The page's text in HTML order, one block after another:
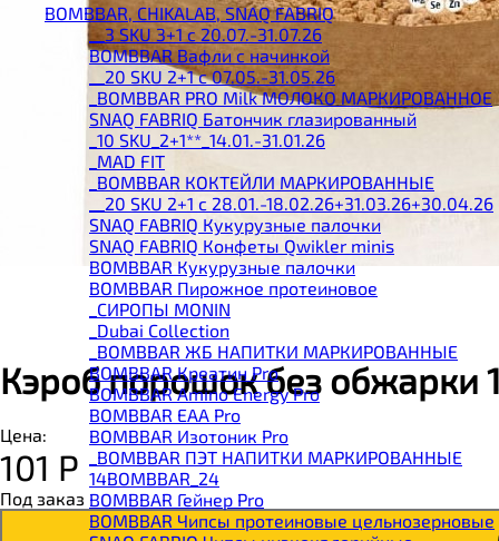
BOMBBAR, CHIKALAB, SNAQ FABRIQ
__3 SKU 3+1 с 20.07.-31.07.26
BOMBBAR Вафли с начинкой
__20 SKU 2+1 с 07.05.-31.05.26
_BOMBBAR PRO Milk МОЛОКО МАРКИРОВАННОЕ
SNAQ FABRIQ Батончик глазированный
_10 SKU_2+1**_14.01.-31.01.26
_MAD FIT
_BOMBBAR КОКТЕЙЛИ МАРКИРОВАННЫЕ
__20 SKU 2+1 с 28.01.-18.02.26+31.03.26+30.04.26
SNAQ FABRIQ Кукурузные палочки
SNAQ FABRIQ Конфеты Qwikler minis
BOMBBAR Кукурузные палочки
BOMBBAR Пирожное протеиновое
_CИРОПЫ MONIN
_Dubai Collection
_BOMBBAR ЖБ НАПИТКИ МАРКИРОВАННЫЕ
BOMBBAR Креатин Pro
BOMBBAR Amino Energy Pro
BOMBBAR EAA Pro
BOMBBAR Изотоник Pro
_BOMBBAR ПЭТ НАПИТКИ МАРКИРОВАННЫЕ
14BOMBBAR_24
BOMBBAR Гейнер Pro
BOMBBAR Чипсы протеиновые цельнозерновые
Кэроб порошок без обжарки
Цена:
101 Р
Под заказ